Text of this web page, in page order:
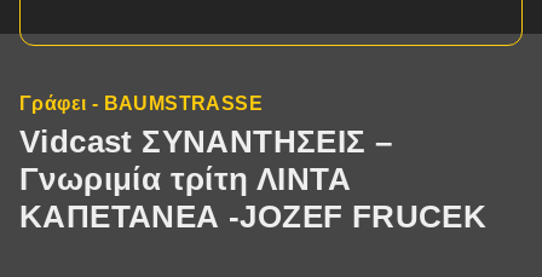
Γράφει - BAUMSTRASSE
Vidcast ΣΥΝΑΝΤΗΣΕΙΣ –
Γνωριμία τρίτη ΛΙΝΤΑ
ΚΑΠΕΤΑΝΕΑ -JOZEF FRUCEK